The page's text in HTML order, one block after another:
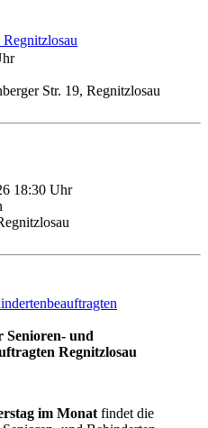
Str. 19, Regnitzlosau
18:30 Uhr
Senioren- und
Regnitzlosau
im Monat findet die